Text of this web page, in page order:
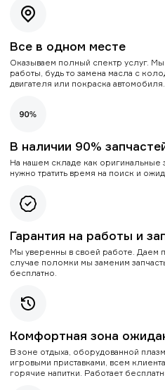
Все в одном месте
Оказываем полный спектр услуг.
работы, будь то замена масла с
двигателя или покраска автомобиля.
В наличии 90%
На нашем складе как оригинальные
нужно тратить время на поиск и
Гарантия на работы и
Мы уверенны в своей работе. Даем
случае поломки мы заменим
бесплатно.
Комфортная зона
В зоне отдыха, оборудованной
игровыми приставками, всем
горячие напитки. Работает